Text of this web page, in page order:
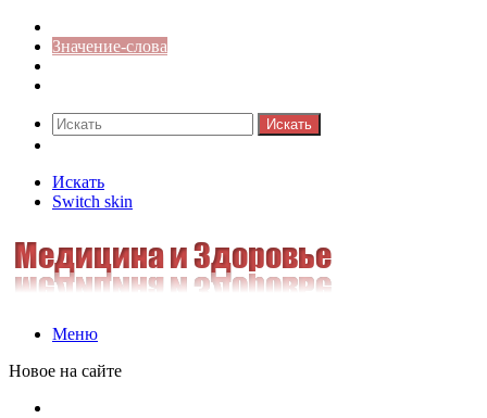
Значение-слова
Искать
Искать
Switch skin
Меню
Новое на сайте